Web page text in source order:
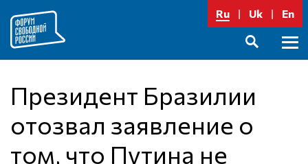
содержимому
Ru Uk En
Президент Бразилии
отозвал заявление о
том, что Путина не